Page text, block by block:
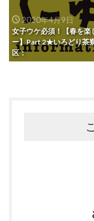
2020年4月9日
女子ウケ必須！【春を楽
ー】Part 2★いろどり茶
区：